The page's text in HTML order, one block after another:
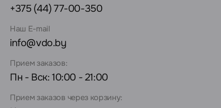
+375 (44) 77-00-350
Наш E-mail
info@vdo.by
Прием заказов:
Пн - Вск: 10:00 - 21:00
Прием заказов через корзину: